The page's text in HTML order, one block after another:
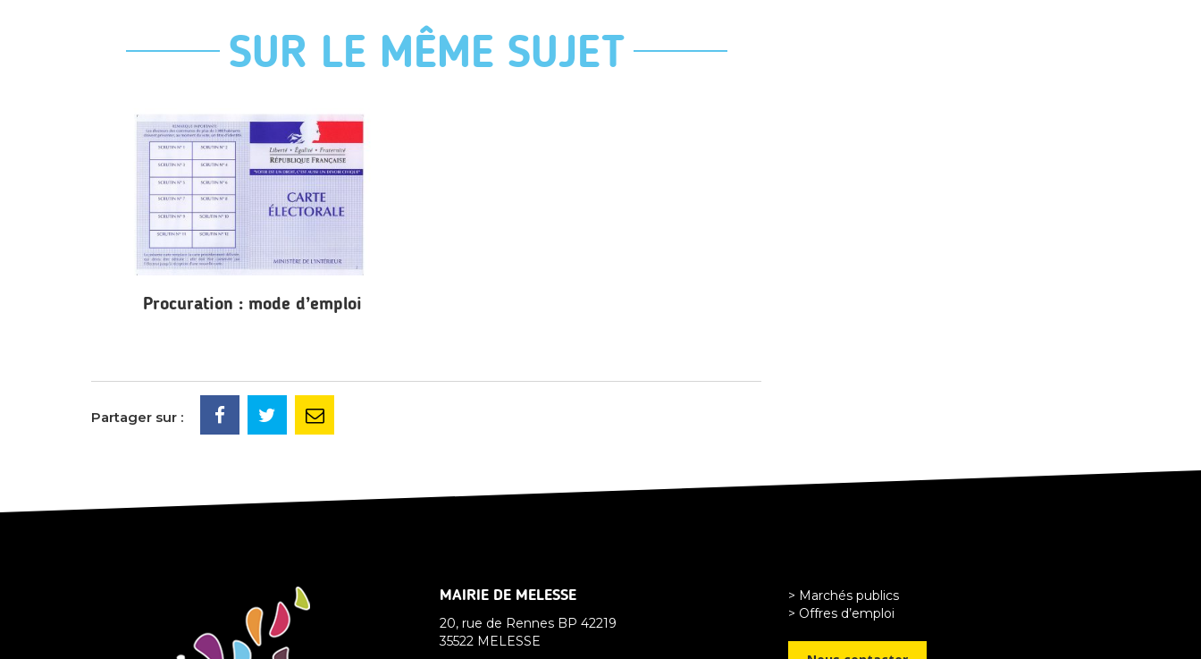
SUR LE MÊME SUJET
Procuration : mode d’emploi
Partager sur :
MAIRIE DE MELESSE
20, rue de Rennes BP 42219
35522 MELESSE
> Marchés publics
> Offres d’emploi